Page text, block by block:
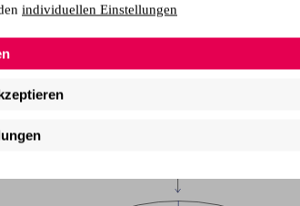
individuellen Einstellungen